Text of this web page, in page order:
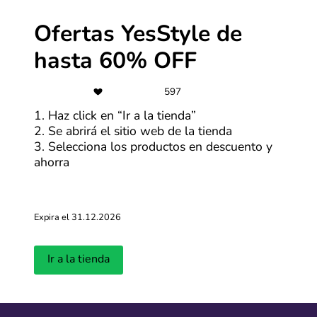
1. Encuentra la mejor oferta
Así como con los cupones, al hacer clic en YesStyle,
encontrarás una serie de ofertas en la tienda. Revisa
2. Conoce los detalles y visita la tienda
Ofertas YesStyle de
hasta 60% OFF
597
1. Haz click en “Ir a la tienda”
2. Se abrirá el sitio web de la tienda
3. Selecciona los productos en descuento y
ahorra
Expira el 31.12.2026
Ir a la tienda